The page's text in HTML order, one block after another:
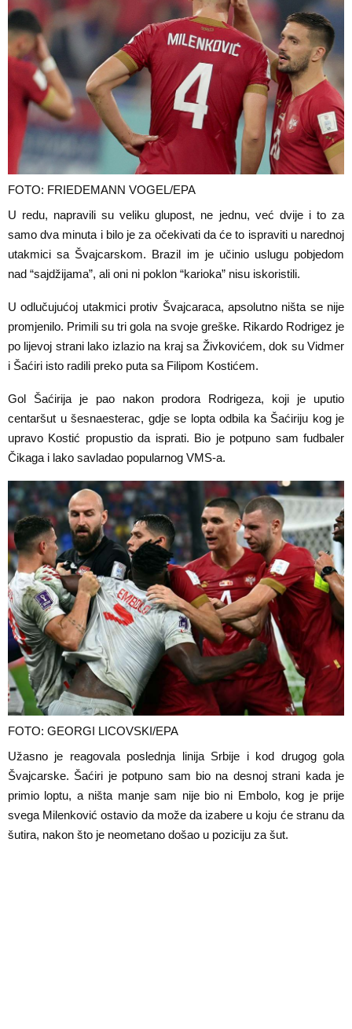
FOTO: FRIEDEMANN VOGEL/EPA
U redu, napravili su veliku glupost, ne jednu, već dvije i to za
samo dva minuta i bilo je za očekivati da će to ispraviti u narednoj
utakmici sa Švajcarskom. Brazil im je učinio uslugu pobjedom
nad “sajdžijama”, ali oni ni poklon “karioka” nisu iskoristili.
U odlučujućoj utakmici protiv Švajcaraca, apsolutno ništa se nije
promjenilo. Primili su tri gola na svoje greške. Rikardo Rodrigez je
po lijevoj strani lako izlazio na kraj sa Živkovićem, dok su Vidmer
i Šaćiri isto radili preko puta sa Filipom Kostićem.
Gol Šaćirija je pao nakon prodora Rodrigeza, koji je uputio
centaršut u šesnaesterac, gdje se lopta odbila ka Šaćiriju kog je
upravo Kostić propustio da isprati. Bio je potpuno sam fudbaler
Čikaga i lako savladao popularnog VMS-a.
FOTO: GEORGI LICOVSKI/EPA
Užasno je reagovala poslednja linija Srbije i kod drugog gola
Švajcarske. Šaćiri je potpuno sam bio na desnoj strani kada je
primio loptu, a ništa manje sam nije bio ni Embolo, kog je prije
svega Milenković ostavio da može da izabere u koju će stranu da
šutira, nakon što je neometano došao u poziciju za šut.